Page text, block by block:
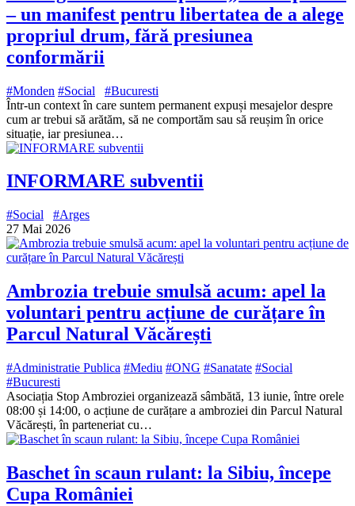
– un manifest pentru libertatea de a alege
propriul drum, fără presiunea
conformării
#Monden #Social
#Bucuresti
Într-un context în care suntem permanent expuși mesajelor despre
cum ar trebui să arătăm, să ne comportăm sau să reușim în orice
situație, iar presiunea…
INFORMARE subventii
#Social
#Arges
27 Mai 2026
Ambrozia trebuie smulsă acum: apel la
voluntari pentru acțiune de curățare în
Parcul Natural Văcărești
#Administratie Publica #Mediu #ONG #Sanatate #Social
#Bucuresti
Asociația Stop Ambroziei organizează sâmbătă, 13 iunie, între orele
08:00 și 14:00, o acțiune de curățare a ambroziei din Parcul Natural
Văcărești, în parteneriat cu…
Baschet în scaun rulant: la Sibiu, începe
Cupa României